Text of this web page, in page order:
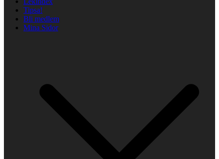
Tipsa!
Bli medlem
Mina Sidor